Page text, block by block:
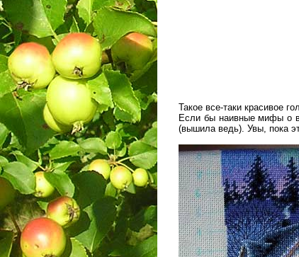
Такое все-таки красивое
Если бы наивные мифы о
(вышила ведь). Увы, пока